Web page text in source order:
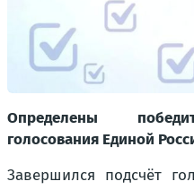
Определены
голосования Единой
Завершился подсчёт